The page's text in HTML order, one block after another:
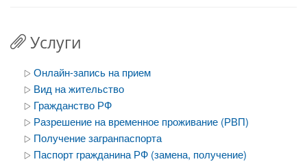
Услуги
Онлайн-запись на прием
Вид на жительство
Гражданство РФ
Разрешение на временное проживание (РВП)
Получение загранпаспорта
Паспорт гражданина РФ (замена, получение)